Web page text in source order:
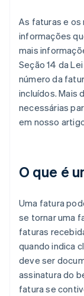
As faturas e
informações
mais
Seção 14 da
número da
incluídos. Mais
necessárias
em nosso
O que é
Uma fatura
se tornar uma
faturas
quando indica
deve ser
assinatura do
fatura se